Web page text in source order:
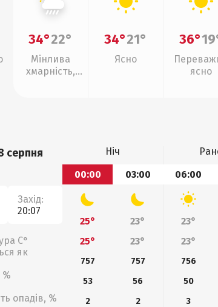
34°22°
Мінлива
хмарність,
34°21°
Ясно
36°
ясно
серпня
Захід:
20:07
С°
як
%
опадів, %
Ніч
00:00
03:00 06:00
25° 23° 23°
25°
23° 23°
757 757 756
53
56 50
2
2 3